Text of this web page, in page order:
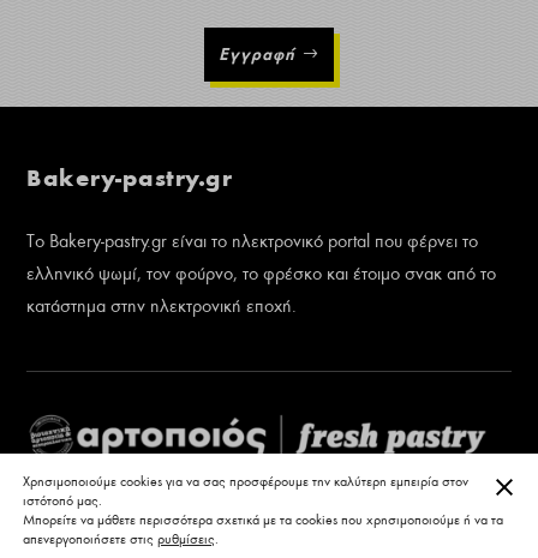
Εγγραφή
Bakery-pastry.gr
Το Bakery-pastry.gr είναι το ηλεκτρονικό portal που φέρνει το
ελληνικό ψωμί, τον φούρνο, το φρέσκο και έτοιμο σνακ από το
κατάστημα στην ηλεκτρονική εποχή.
Χρησιμοποιούμε cookies για να σας προσφέρουμε την καλύτερη εμπειρία στον
ιστότοπό μας.
Μπορείτε να μάθετε περισσότερα σχετικά με τα cookies που χρησιμοποιούμε ή να τα
απενεργοποιήσετε στις ρυθμίσεις.